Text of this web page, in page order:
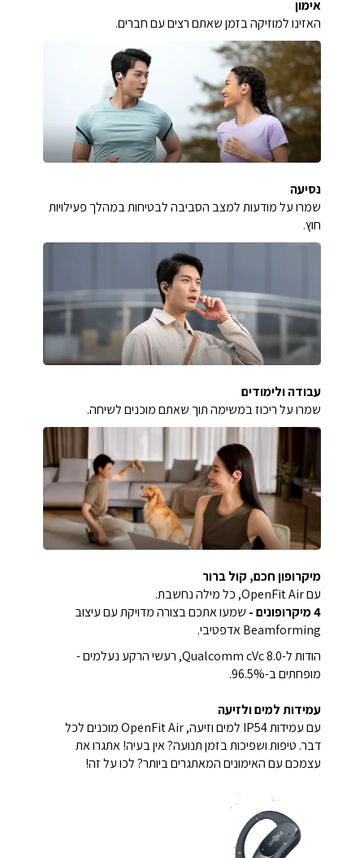
אימון
האזינו למוזיקה בזמן שאתם רצים עם חברים.
נסיעה
שמרו על מודעות למצב הסביבה לבטיחות במהלך פעילויות
חוץ.
עבודה ולימודים
שמרו על ריכוז במשימה תוך שאתם מוכנים לשיחה.
מיקרופון חכם, קול ברור
עם OpenFit Air, כל מילה נחשבת.
4 מיקרופונים -
שמעו אתכם בצורה מדויקת עם עיצוב
Beamforming אדפטיבי.
הודות ל-Qualcomm cVc 8.0, רעשי הרקע נעלמים -
מופחתים ב-96.5%.
עמידות למים ולזיעה
עם עמידות IP54 למים וזיעה, OpenFit Air מוכנים לכל
דבר. טיפות ושפיכות בזמן תנועה? אין בעיה! אתגרו את
עצמכם עם האימונים המאתגרים ביותר? לכו על זה!